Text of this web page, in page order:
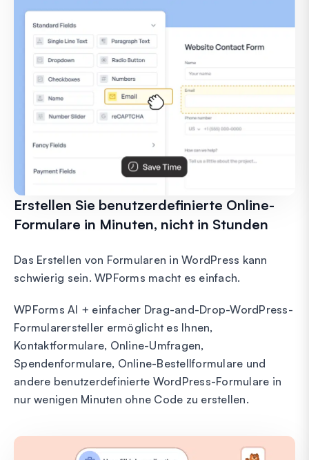
Erstellen Sie benutzerdefinierte Online-
Formulare in Minuten, nicht in Stunden
Das Erstellen von Formularen in WordPress kann
schwierig sein. WPForms macht es einfach.
WPForms AI + einfacher Drag-and-Drop-WordPress-
Formularersteller ermöglicht es Ihnen,
Kontaktformulare, Online-Umfragen,
Spendenformulare, Online-Bestellformulare und
andere benutzerdefinierte WordPress-Formulare in
nur wenigen Minuten ohne Code zu erstellen.